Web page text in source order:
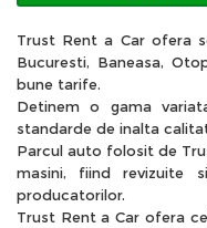
Trust Rent a Car ofera
Bucuresti, Baneasa,
bune tarife.
Detinem o gama
standarde de inalta
Parcul auto folosit de
masini, fiind revizuite
producatorilor.
Trust Rent a Car ofera